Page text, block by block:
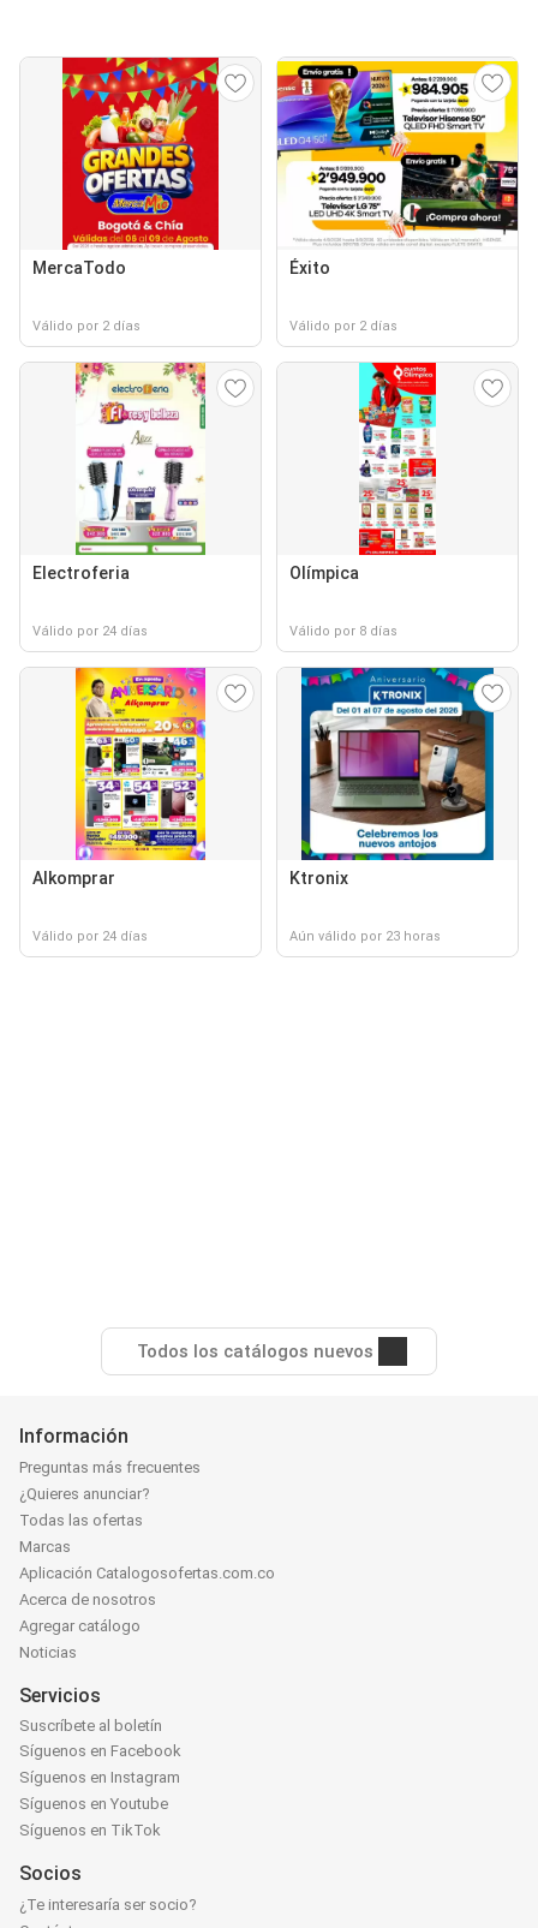
MercaTodo
Válido por 2 días
Éxito
Válido por 2 días
Electroferia
Válido por 24 días
Olímpica
Válido por 8 días
Alkomprar
Válido por 24 días
Ktronix
Aún válido por 23 horas
Todos los catálogos nuevos
Información
Preguntas más frecuentes
¿Quieres anunciar?
Todas las ofertas
Marcas
Aplicación Catalogosofertas.com.co
Acerca de nosotros
Agregar catálogo
Noticias
Servicios
Suscríbete al boletín
Síguenos en Facebook
Síguenos en Instagram
Síguenos en Youtube
Síguenos en TikTok
Socios
¿Te interesaría ser socio?